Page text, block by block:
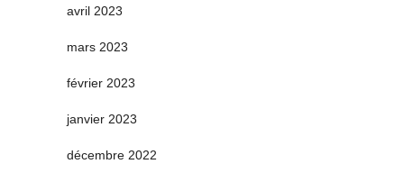
avril 2023
mars 2023
février 2023
janvier 2023
décembre 2022